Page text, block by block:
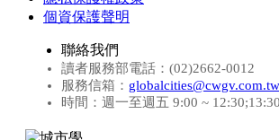
個資保護聲明
聯絡我們
讀者服務部電話：(02)2662-0012
服務信箱： globalcities@cwgv.com.tw
時間：週一至週五 9:00 ~